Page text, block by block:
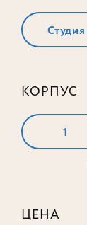
Студия
КОРПУС
1
ЦЕНА